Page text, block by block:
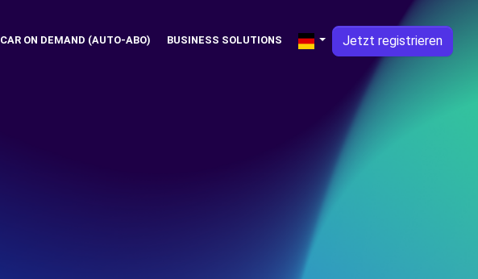
CAR ON DEMAND (AUTO-ABO) BUSINESS SOLUTIONS Jetzt registrieren